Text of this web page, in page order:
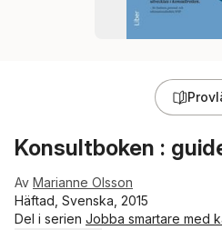
Konsultboken :
Av Marianne Olsson
Häftad, Svenska, 2015
Del i serien Jobba smartare med